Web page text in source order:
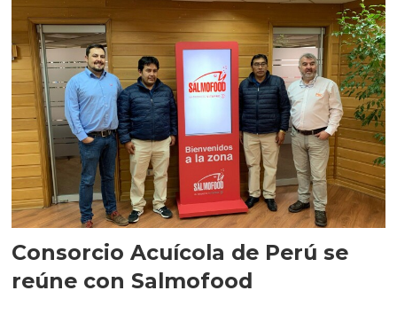
Consorcio Acuícola de Perú se
reúne con Salmofood